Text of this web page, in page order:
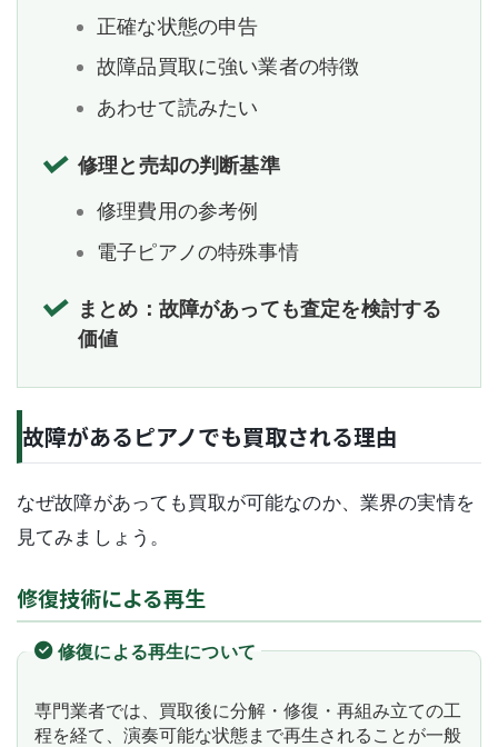
正確な状態の申告
故障品買取に強い業者の特徴
あわせて読みたい
修理と売却の判断基準
修理費用の参考例
電子ピアノの特殊事情
まとめ：故障があっても査定を検討する
価値
故障があるピアノでも買取される理由
なぜ故障があっても買取が可能なのか、業界の実情を
見てみましょう。
修復技術による再生
修復による再生について
専門業者では、買取後に分解・修復・再組み立ての工
程を経て、演奏可能な状態まで再生されることが一般